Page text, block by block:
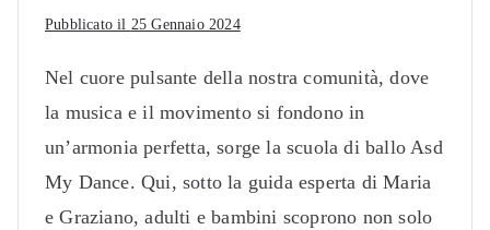
Pubblicato il 25 Gennaio 2024
Nel cuore pulsante della nostra comunità, dove
la musica e il movimento si fondono in
un’armonia perfetta, sorge la scuola di ballo Asd
My Dance. Qui, sotto la guida esperta di Maria
e Graziano, adulti e bambini scoprono non solo